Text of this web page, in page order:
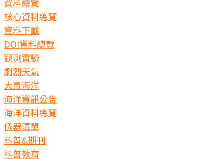
核心資料總覽
資料下載
DOI資料總覽
觀測實驗
劇烈天氣
大氣海洋
海洋資訊公告
海洋資料總覽
儀器清單
科普&期刊
科普教育